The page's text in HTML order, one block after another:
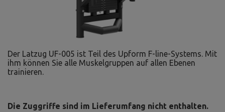
Der Latzug UF-005 ist Teil des Upform F-line-Systems. Mit
ihm können Sie alle Muskelgruppen auf allen Ebenen
trainieren.
Die Zuggriffe sind im Lieferumfang nicht enthalten.